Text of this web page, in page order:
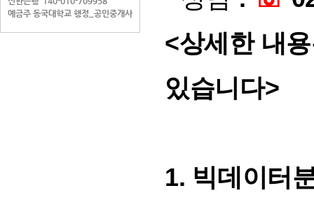
예금주 동국대학교 행정_공인중개사
<상세한 내
있습니다>
1. 빅데이터